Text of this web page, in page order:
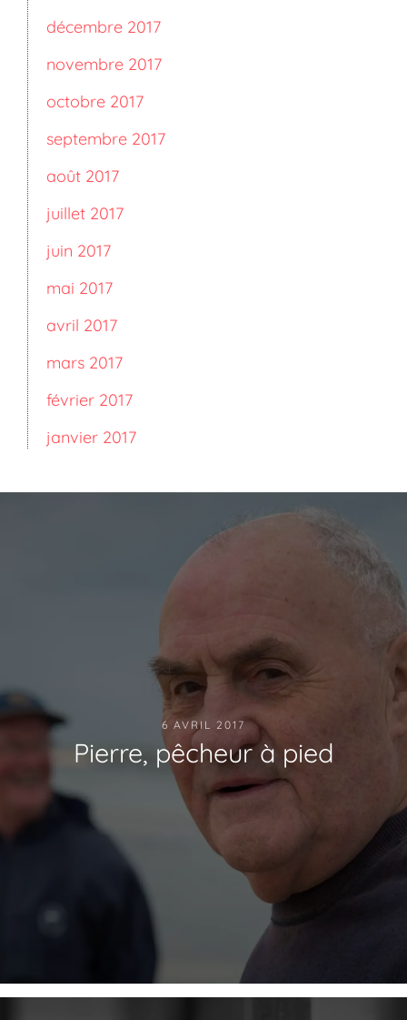
décembre 2017
novembre 2017
octobre 2017
septembre 2017
août 2017
juillet 2017
juin 2017
mai 2017
avril 2017
mars 2017
février 2017
janvier 2017
6 AVRIL 2017
Pierre, pêcheur à pied